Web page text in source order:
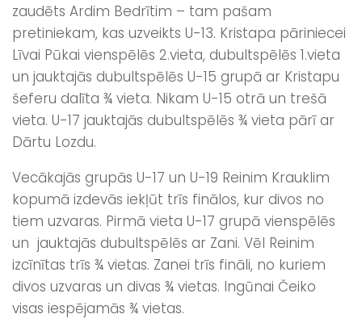
zaudēts Ardim Bedrītim – tam pašam
pretiniekam, kas uzveikts U-13. Kristapa pāriniecei
Līvai Pūkai vienspēlēs 2.vieta, dubultspēlēs 1.vieta
un jauktajās dubultspēlēs U-15 grupā ar Kristapu
šeferu dalīta ¾ vieta. Nikam U-15 otrā un trešā
vieta. U-17 jauktajās dubultspēlēs ¾ vieta pārī ar
Dārtu Lozdu.
Vecākajās grupās U-17 un U-19 Reinim Krauklim
kopumā izdevās iekļūt trīs finālos, kur divos no
tiem uzvaras. Pirmā vieta U-17 grupā vienspēlēs
un jauktajās dubultspēlēs ar Zani. Vēl Reinim
izcīnītas trīs ¾ vietas. Zanei trīs fināli, no kuriem
divos uzvaras un divas ¾ vietas. Ingūnai Čeiko
visas iespējamās ¾ vietas.